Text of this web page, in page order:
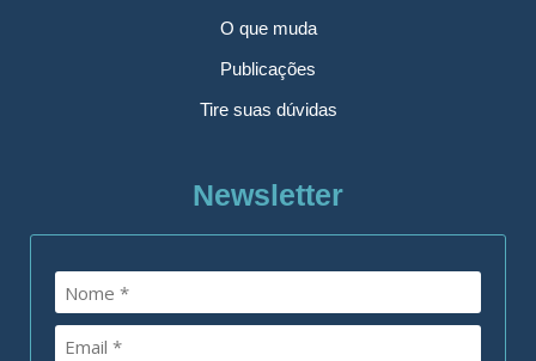
O que muda
Publicações
Tire suas dúvidas
Newsletter